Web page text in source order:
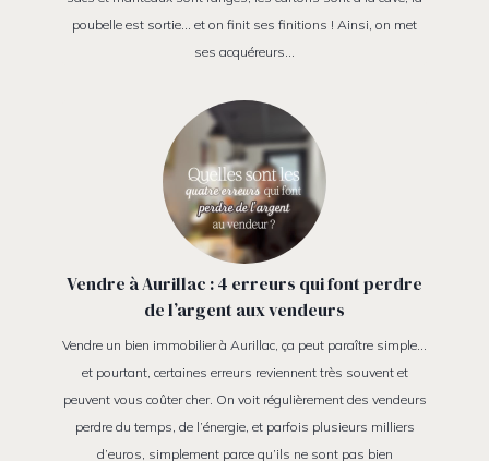
poubelle est sortie… et on finit ses finitions ! Ainsi, on met
ses acquéreurs…
Vendre à Aurillac : 4 erreurs qui font perdre
de l’argent aux vendeurs
Vendre un bien immobilier à Aurillac, ça peut paraître simple…
et pourtant, certaines erreurs reviennent très souvent et
peuvent vous coûter cher. On voit régulièrement des vendeurs
perdre du temps, de l’énergie, et parfois plusieurs milliers
d’euros, simplement parce qu’ils ne sont pas bien